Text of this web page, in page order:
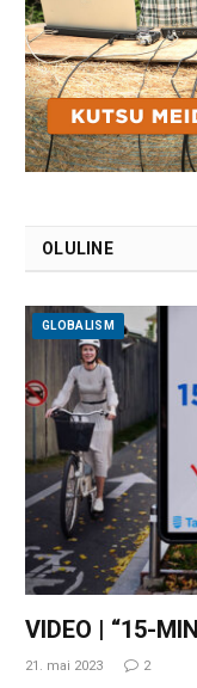
OLULINE
GLOBALISM
VIDEO | “15-
21. mai 2023 2